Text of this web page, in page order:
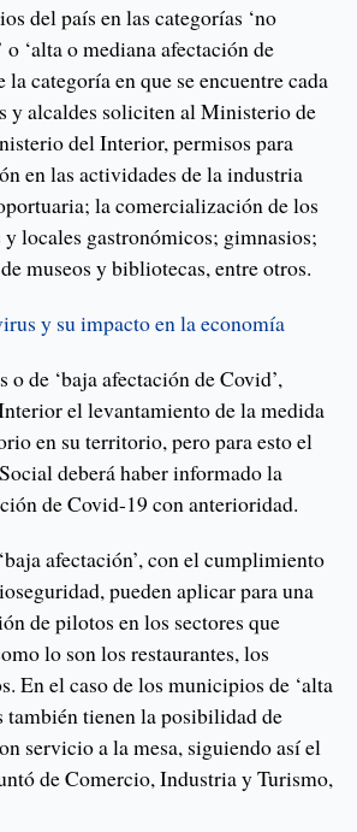
del país en las categorías ‘no
‘alta o mediana afectación de
categoría en que se encuentre cada
y alcaldes soliciten al Ministerio de
del Interior, permisos para
en las actividades de la industria
la comercialización de los
locales gastronómicos; gimnasios;
museos y bibliotecas, entre otros.
y su impacto en la economía
de ‘baja afectación de Covid’,
el levantamiento de la medida
en su territorio, pero para esto el
deberá haber informado la
de Covid-19 con anterioridad.
afectación’, con el cumplimiento
pueden aplicar para una
de pilotos en los sectores que
lo son los restaurantes, los
En el caso de los municipios de ‘alta
también tienen la posibilidad de
servicio a la mesa, siguiendo así el
de Comercio, Industria y Turismo,